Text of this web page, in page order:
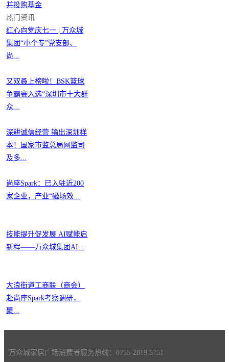
并投购基金
热门资讯
红心向党庆七一 | 万众城
集团“小个专”党支部、
尚...
又双叒上榜啦！BSK篮球
争霸赛入选“深圳市十大群
众...
深耕诚信经营 输出深圳样
本！国家市监总局网监司
及多...
尚座Spark：已入驻近200
家企业，产业“磁场效...
技能提升促发展 AI赋能启
新程——万众城集团AI...
大浪街道工商联（商会）
赴尚座Spark考察调研，
聚...
万众城家居广场消费者服务热线：0755-2819 5751